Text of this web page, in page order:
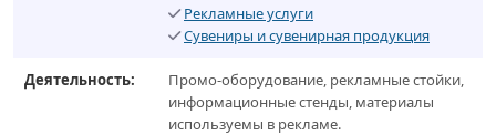
Рекламные услуги
Сувениры и сувенирная продукция
Деятельность:
Промо-оборудование, рекламные стойки,
информационные стенды, материалы
используемы в рекламе.